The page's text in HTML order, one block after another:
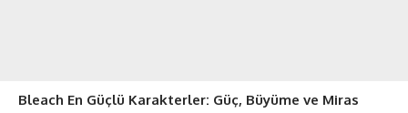
Bleach En Güçlü Karakterler: Güç, Büyüme ve Miras